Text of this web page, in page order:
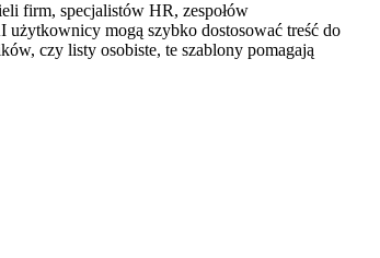
firm, specjalistów HR, zespołów
mogą szybko dostosować treść do
czy listy osobiste, te szablony pomagają